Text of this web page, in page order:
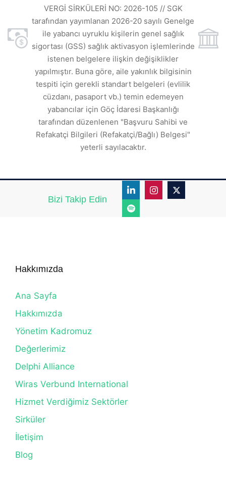
VERGİ SİRKÜLERİ NO: 2026-105 // SGK
tarafından yayımlanan 2026-20 sayılı Genelge
ile yabancı uyruklu kişilerin genel sağlık
sigortası (GSS) sağlık aktivasyon işlemlerinde
istenen belgelere ilişkin değişiklikler
yapılmıştır. Buna göre, aile yakınlık bilgisinin
tespiti için gerekli standart belgeleri (evlilik
cüzdanı, pasaport vb.) temin edemeyen
yabancılar için Göç İdaresi Başkanlığı
tarafından düzenlenen "Başvuru Sahibi ve
Refakatçi Bilgileri (Refakatçi/Bağlı) Belgesi"
yeterli sayılacaktır.
Bizi Takip Edin
Hakkımızda
Ana Sayfa
Hakkımızda
Yönetim Kadromuz
Değerlerimiz
Delphi Alliance
Wiras Verbund International
Hizmet Verdiğimiz Sektörler
Sirküler
İletişim
Blog